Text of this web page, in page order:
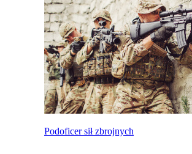
Podoficer sił zbrojnych